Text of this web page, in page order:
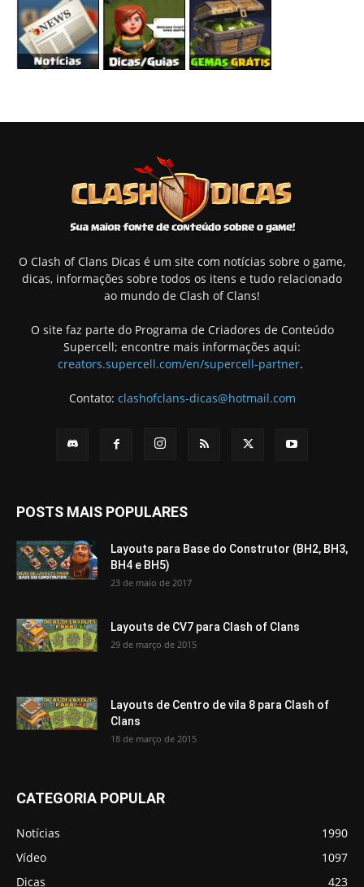
O Clash of Clans Dicas é um site com notícias sobre o game,
dicas, informações sobre todos os itens e tudo relacionado
ao mundo de Clash of Clans!
O site faz parte do Programa de Criadores de Conteúdo
Supercell; encontre mais informações aqui:
creators.supercell.com/en/supercell-partner.
Contato: clashofclans-dicas@hotmail.com
POSTS MAIS POPULARES
Layouts para Base do Construtor (BH2, BH3,
BH4 e BH5)
23 de maio de 2017
Layouts de CV7 para Clash of Clans
29 de março de 2015
Layouts de Centro de vila 8 para Clash of
Clans
18 de março de 2015
CATEGORIA POPULAR
Notícias
1990
Vídeo
1097
Dicas
423